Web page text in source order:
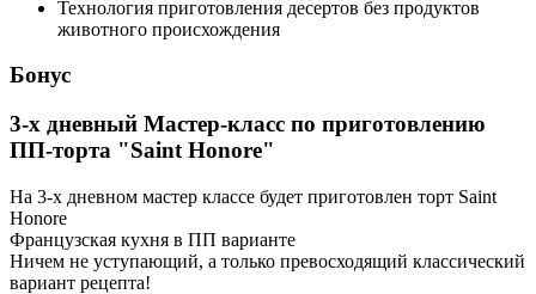
Технология приготовления десертов без продуктов
животного происхождения
Бонус
3-х дневный Мастер-класс по приготовлению
ПП-торта "Saint Honore"
На 3-х дневном мастер классе будет приготовлен торт Saint
Honore
Французская кухня в ПП варианте
Ничем не уступающий, а только превосходящий классический
вариант рецепта!